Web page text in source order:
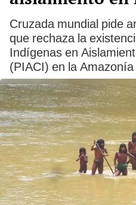
Cruzada mundial pide
que rechaza la
Indígenas en
(PIACI) en la